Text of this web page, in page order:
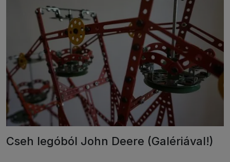
Cseh legóból John Deere (Galériával!)